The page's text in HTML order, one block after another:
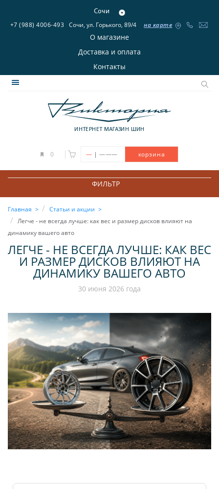
Сочи
+7 (988) 4006-493 Сочи, ул. Горького, 89/4 на карте
О магазине
Доставка и оплата
Контакты
ИНТЕРНЕТ МАГАЗИН ШИН
0 — | ——— корзина
ФИЛЬТР
Главная
Статьи и акции
Легче - не всегда лучше: как вес и размер дисков влияют на
динамику вашего авто
ЛЕГЧЕ - НЕ ВСЕГДА ЛУЧШЕ: КАК ВЕС
И РАЗМЕР ДИСКОВ ВЛИЯЮТ НА
ДИНАМИКУ ВАШЕГО АВТО
30 июня 2026 года